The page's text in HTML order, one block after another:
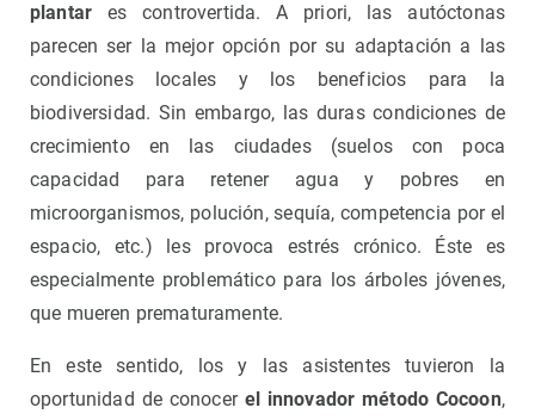
plantar es controvertida. A priori, las autóctonas
parecen ser la mejor opción por su adaptación a las
condiciones locales y los beneficios para la
biodiversidad. Sin embargo, las duras condiciones de
crecimiento en las ciudades (suelos con poca
capacidad para retener agua y pobres en
microorganismos, polución, sequía, competencia por el
espacio, etc.) les provoca estrés crónico. Éste es
especialmente problemático para los árboles jóvenes,
que mueren prematuramente.
En este sentido, los y las asistentes tuvieron la
oportunidad de conocerel innovador método Cocoon,